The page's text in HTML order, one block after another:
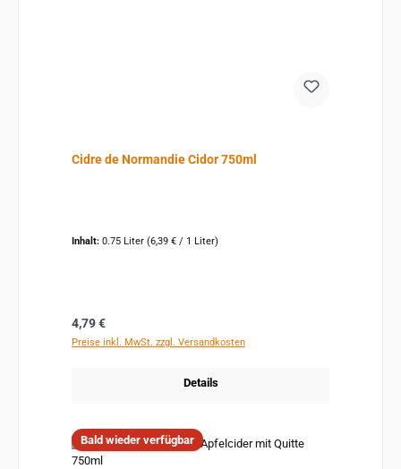
Cidre de Normandie Cidor 750ml
Inhalt: 0.75 Liter (6,39 € / 1 Liter)
Regulärer Preis:
4,79 €
Preise inkl. MwSt. zzgl. Versandkosten
Details
Bald wieder verfügbar